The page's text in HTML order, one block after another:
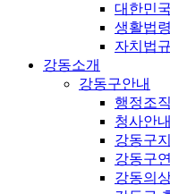
대한민
생활법
자치법규
강동소개
강동구안내
행정조직
청사안내
강동구
강동구
강동의